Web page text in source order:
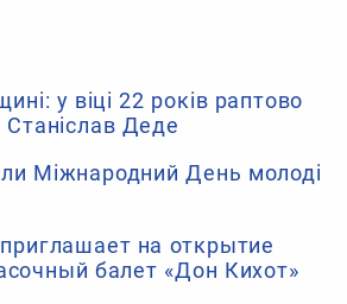
у віці 22 років раптово
Станіслав Деде
Міжнародний День молоді
на открытие
балет «Дон Кихот»